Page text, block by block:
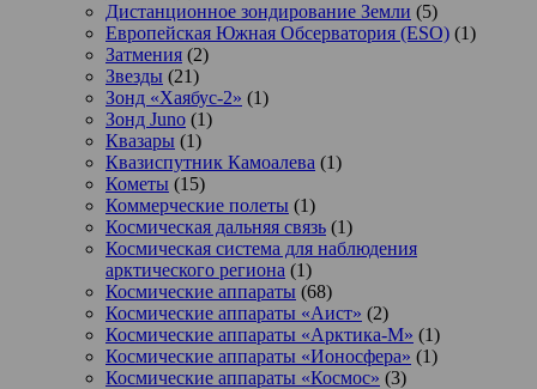
Дистанционное зондирование Земли (5)
Европейская Южная Обсерватория (ESO) (1)
Затмения (2)
Звезды (21)
Зонд «Хаябус-2» (1)
Зонд Juno (1)
Квазары (1)
Квазиспутник Камоалева (1)
Кометы (15)
Коммерческие полеты (1)
Космическая дальняя связь (1)
Космическая система для наблюдения
арктического региона (1)
Космические аппараты (68)
Космические аппараты «Аист» (2)
Космические аппараты «Арктика-М» (1)
Космические аппараты «Ионосфера» (1)
Космические аппараты «Космос» (3)